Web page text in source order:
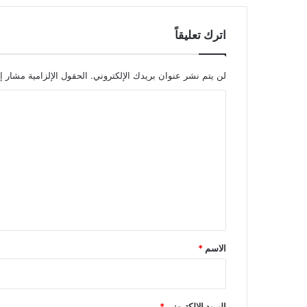
اترك تعليقاً
لن يتم نشر عنوان بريدك الإلكتروني. الحقول الإلزامية مشار
*
الاسم *